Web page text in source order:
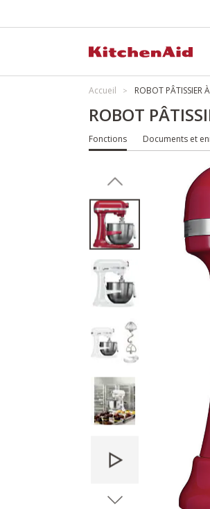
Accueil ROBOT PÂTISSIER
ROBOT
Fonctions Documents et